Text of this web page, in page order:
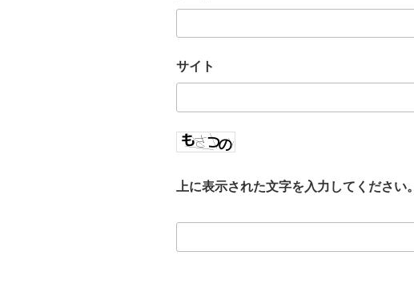
サイト
上に表示された文字を入力してください。